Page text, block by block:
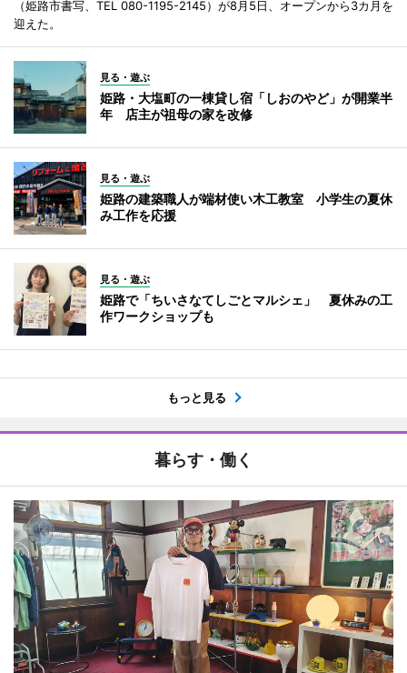
（姫路市書写、TEL 080-1195-2145）が8月5日、オープンから3カ月を
迎えた。
見る・遊ぶ
姫路・大塩町の一棟貸し宿「しおのやど」が開業半
年 店主が祖母の家を改修
見る・遊ぶ
姫路の建築職人が端材使い木工教室 小学生の夏休
み工作を応援
見る・遊ぶ
姫路で「ちいさなてしごとマルシェ」 夏休みの工
作ワークショップも
もっと見る
暮らす・働く